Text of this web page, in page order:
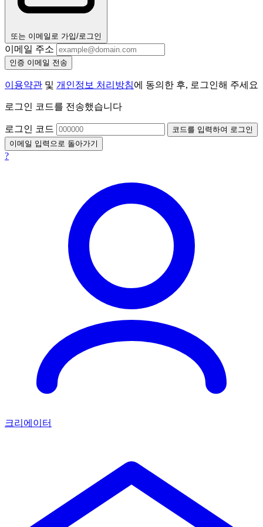
또는 이메일로 가입/로그인
이메일 주소
인증 이메일 전송
이용약관 및 개인정보 처리방침에 동의한 후, 로그인해 주세요
로그인 코드를 전송했습니다
로그인 코드
코드를 입력하여 로그인
이메일 입력으로 돌아가기
?
크리에이터